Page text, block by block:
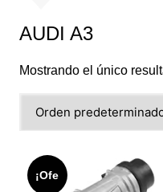
AUDI A3
Mostrando el único
¡Ofe